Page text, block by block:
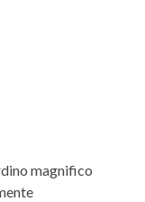
magnifico